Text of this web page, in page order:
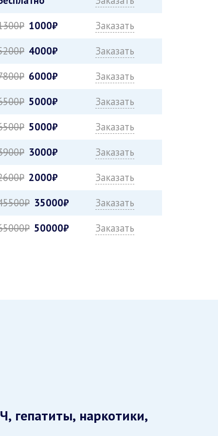
1000₽
Заказать
4000₽
Заказать
6000₽
Заказать
5000₽
Заказать
5000₽
Заказать
3000₽
Заказать
2000₽
Заказать
35000₽
Заказать
50000₽ Заказать
гепатиты, наркотики,